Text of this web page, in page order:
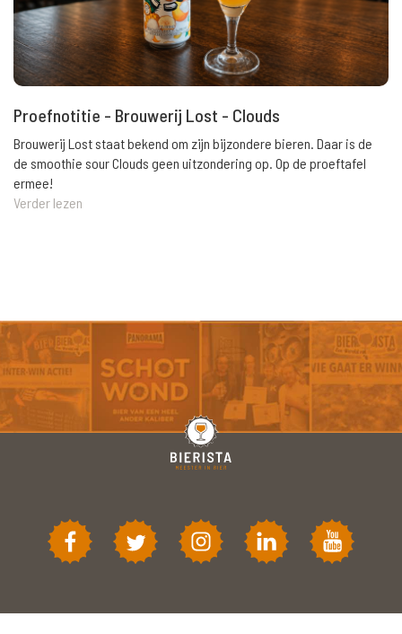
Proefnotitie - Brouwerij Lost - Clouds
Brouwerij Lost staat bekend om zijn bijzondere bieren. Daar is de
de smoothie sour Clouds geen uitzondering op. Op de proeftafel
ermee!
Verder lezen